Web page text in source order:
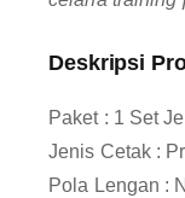
Deskripsi
Paket : 1 Set
Jenis Cetak :
Pola Lengan :